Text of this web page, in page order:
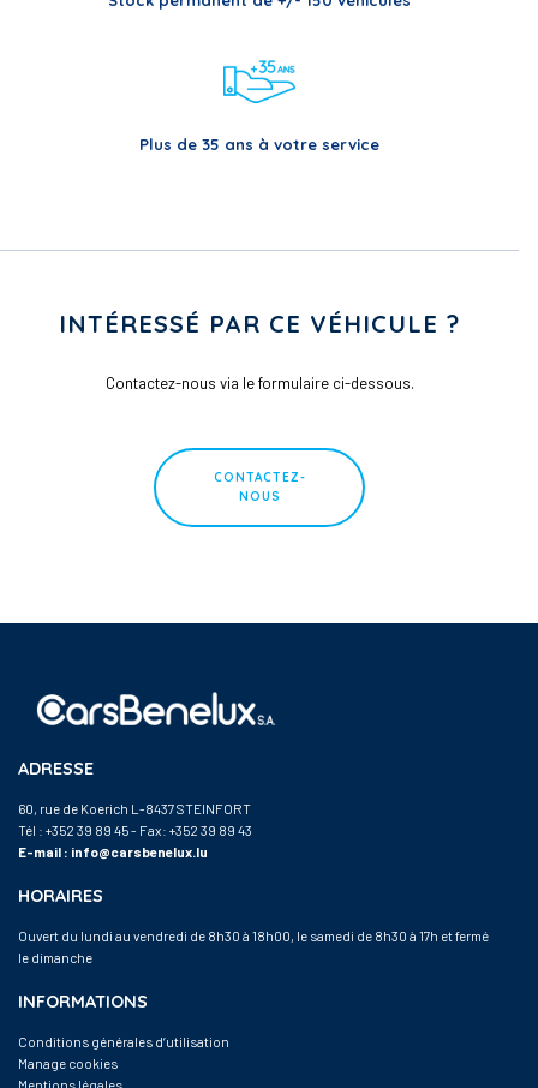
Plus de 35 ans à votre service
INTÉRESSÉ PAR CE VÉHICULE ?
Contactez-nous via le formulaire ci-dessous.
CONTACTEZ-
NOUS
ADRESSE
60, rue de Koerich L-8437 STEINFORT
Tél : +352 39 89 45- Fax: +352 39 89 43
E-mail : info@carsbenelux.lu
HORAIRES
Ouvert du lundi au vendredi de 8h30 à 18h00, le samedi de 8h30 à 17h et fermé
le dimanche
INFORMATIONS
Conditions générales d’utilisation
Manage cookies
Mentions légales